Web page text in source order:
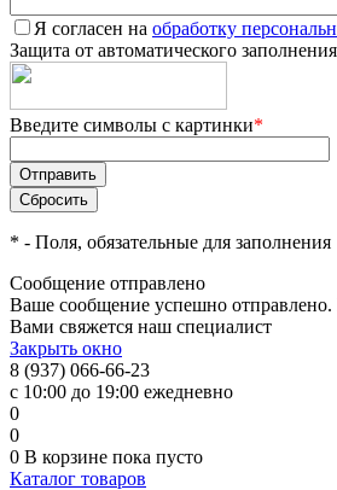
Я согласен на обработку
Защита от автоматического заполнения
Введите символы с картинки*
* - Поля, обязательные для заполнения
Сообщение отправлено
Ваше сообщение успешно
Вами свяжется наш специалист
Закрыть окно
8 (937) 066-66-23
с 10:00 до 19:00 ежедневно
0
0
0 В корзине пока пусто
Каталог товаров